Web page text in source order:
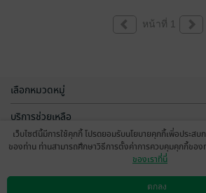
หน้าที่ 1
เลือกหมวดหมู่
บริการช่วยเหลือ
เกี่ยวกับเรา
เว็บไซต์นี้มีการใช้คุกกี้ โปรดยอมรับนโยบายคุกกี้เพื่อประส
ของท่าน ท่านสามารถศึกษาวิธีการตั้งค่าการควบคุมคุกกี้ของ
ของเราที่นี่
ตกลง